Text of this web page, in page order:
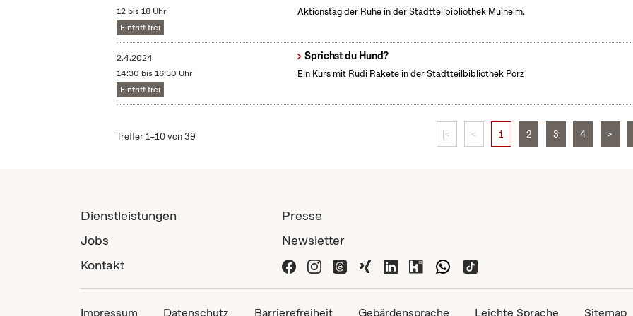
12 bis 18 Uhr
Eintritt frei
Aktionstag der Ruhe in der Stadtteilbibliothek Mülheim.
2.4.2024
14:30 bis 16:30 Uhr
Eintritt frei
Sprichst du Hund?
Ein Kurs mit Rudi Rakete in der Stadtteilbibliothek Porz
Treffer 1–10 von 39 |< < 1 2 3 4 >
Dienstleistungen
Jobs
Kontakt
Presse
Newsletter